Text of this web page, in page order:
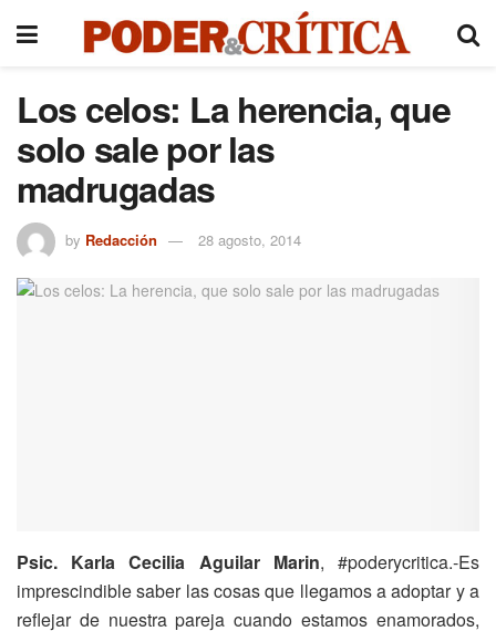
Los celos: La herencia, que
solo sale por las
madrugadas
by Redacción 28 agosto, 2014
Psic. Karla Cecilia Aguilar Marin, #poderycritica.-Es
imprescindible saber las cosas que llegamos a adoptar y a
reflejar de nuestra pareja cuando estamos enamorados,